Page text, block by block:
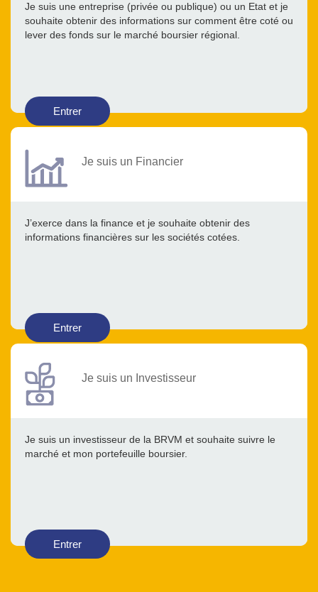
Je suis une entreprise (privée ou publique) ou un Etat et je
souhaite obtenir des informations sur comment être coté ou
lever des fonds sur le marché boursier régional.
Entrer
Je suis un Financier
J’exerce dans la finance et je souhaite obtenir des
informations financières sur les sociétés cotées.
Entrer
Je suis un Investisseur
Je suis un investisseur de la BRVM et souhaite suivre le
marché et mon portefeuille boursier.
Entrer